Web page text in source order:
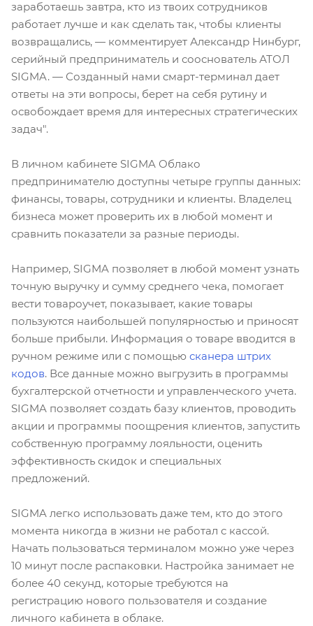
заработаешь завтра, кто из твоих сотрудников
работает лучше и как сделать так, чтобы клиенты
возвращались, — комментирует Александр Нинбург,
серийный предприниматель и сооснователь АТОЛ
SIGMA. — Созданный нами смарт-терминал дает
ответы на эти вопросы, берет на себя рутину и
освобождает время для интересных стратегических
задач".
В личном кабинете SIGMA Облако
предпринимателю доступны четыре группы данных:
финансы, товары, сотрудники и клиенты. Владелец
бизнеса может проверить их в любой момент и
сравнить показатели за разные периоды.
Например, SIGMA позволяет в любой момент узнать
точную выручку и сумму среднего чека, помогает
вести товароучет, показывает, какие товары
пользуются наибольшей популярностью и приносят
больше прибыли. Информация о товаре вводится в
ручном режиме или с помощью сканера штрих
кодов. Все данные можно выгрузить в программы
бухгалтерской отчетности и управленческого учета.
SIGMA позволяет создать базу клиентов, проводить
акции и программы поощрения клиентов, запустить
собственную программу лояльности, оценить
эффективность скидок и специальных
предложений.
SIGMA легко использовать даже тем, кто до этого
момента никогда в жизни не работал с кассой.
Начать пользоваться терминалом можно уже через
10 минут после распаковки. Настройка занимает не
более 40 секунд, которые требуются на
регистрацию нового пользователя и создание
личного кабинета в облаке.